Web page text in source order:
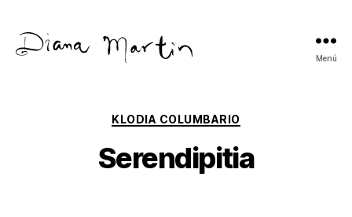
Menú
Categorías
KLODIA COLUMBARIO
Serendipitia